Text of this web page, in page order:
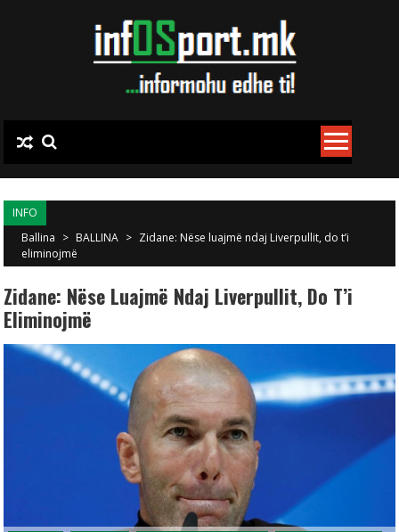
INFO
Ballina > BALLINA > Zidane: Nëse luajmë ndaj Liverpullit, do t’i
eliminojmë
Zidane: Nëse Luajmë Ndaj Liverpullit, Do T’i
Eliminojmë